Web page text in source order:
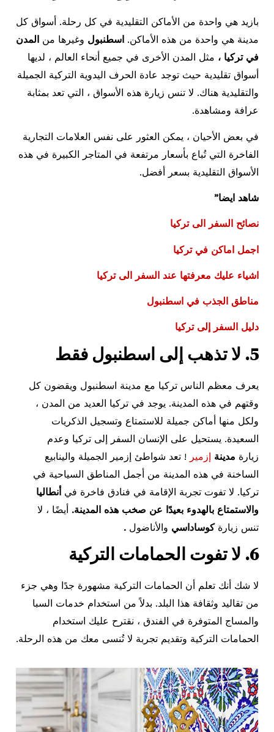
بازيد هي واحدة من الأماكن التقليدية في كل رحلة. أسواق كل
مدينة هي واحدة من هذه الأماكن. اسطنبول وغيرها من المدن
في تركيا ، مثل المدن الأخرى في جميع أنحاء العالم ، لديها
أسواق تقليدية حيث توجد عادة الحرف اليدوية التركية الجميلة
والتقليدية هناك. لا تنس زيارة هذه الأسواق ، التي تعد بمثابة
عرافة ومشاهدة.
في بعض الأحيان ، يمكن العثور على نفس العلامات التجارية
الفاخرة التي تُباع بأسعار مرتفعة في المتاجر الكبيرة في هذه
الأسواق التقليدية بسعر أفضل.
شاهد ايضا”
نصائح السفر الى تركيا
اجمل اماكن في تركيا
اشياء عليك معرفتها عند السفر الى تركيا
مناطق الجذب في اسطنبول
دليل السفر إلى تركيا
5. لا تذهب إلى اسطنبول فقط
يعرف معظم الناس تركيا مع مدينة اسطنبول ويقضون كل
وقتهم في هذه المدينة. يوجد في تركيا العديد من المدن ،
ولكل منها أماكن جميلة للاستمتاع وتسجيل الذكريات
السعيدة. يستحيل على الإنسان السفر إلى تركيا وعدم
زيارة مدينة إزمير ! تعد شواطئ إزمير الجميلة والينابيع
الساخنة في هذه المدينة من أجمل المناطق السياحية في
تركيا. لا تفوت تجربة الإقامة في فنادق فاخرة في أنطاليا
والاستمتاع بالهدوء بعيدًا عن صخب هذه المدينة. أيضًا ، لا
تنس زيارةكوساداسي والأناضول .
6. لا تفوت الحمامات التركية
لا شك أنك تعلم أن الحمامات التركية مشهورة جدًا وهي جزء
من تقاليد وثقافة هذا البلد. بدلاً من استخدام خدمات السبا
والمساج المتوفرة في الفندق ، نقترح عليك استخدام
الحمامات التركية وتقديم تجربة لا تُنسى معك من هذه الرحلة.